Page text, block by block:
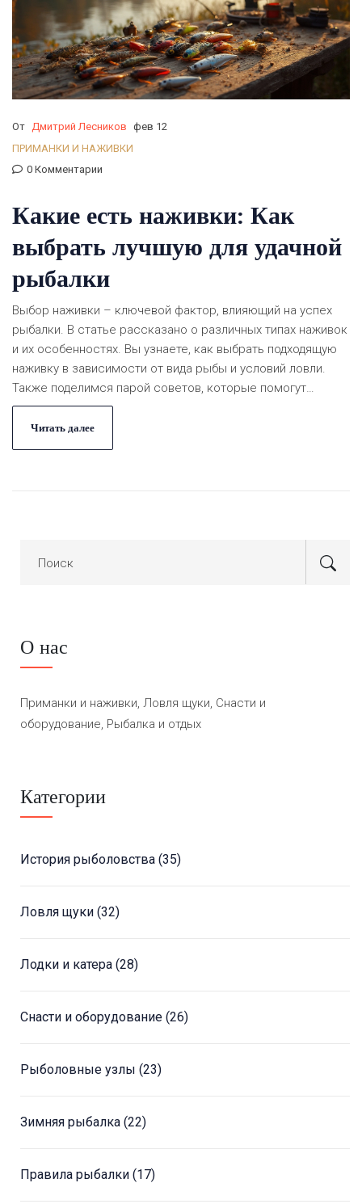
От Дмитрий Лесников фев 12
ПРИМАНКИ И НАЖИВКИ
0 Комментарии
Какие есть наживки: Как
выбрать лучшую для удачной
рыбалки
Выбор наживки – ключевой фактор, влияющий на успех
рыбалки. В статье рассказано о различных типах наживок
и их особенностях. Вы узнаете, как выбрать подходящую
наживку в зависимости от вида рыбы и условий ловли.
Также поделимся парой советов, которые помогут
улучшить ваш улов. Разбираясь в хитростях выбора,
упрощаете себе жизнь и увеличиваете шансы на хороший
улов.
Читать далее
О нас
Приманки и наживки, Ловля щуки, Снасти и
оборудование, Рыбалка и отдых
Категории
История рыболовства (35)
Ловля щуки (32)
Лодки и катера (28)
Снасти и оборудование (26)
Рыболовные узлы (23)
Зимняя рыбалка (22)
Правила рыбалки (17)